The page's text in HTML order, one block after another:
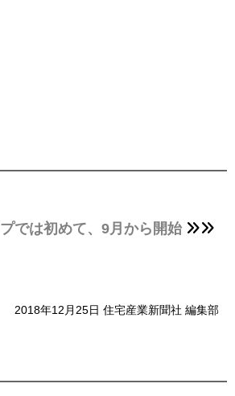
では初めて、9月から開始
2018年12月25日 住宅産業新聞社 編集部